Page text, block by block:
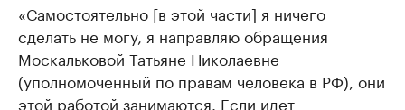
«Самостоятельно [в этой части] я ничего
сделать не могу, я направляю обращения
Москальковой Татьяне Николаевне
(уполномоченный по правам человека в РФ), они
этой работой занимаются. Если идет